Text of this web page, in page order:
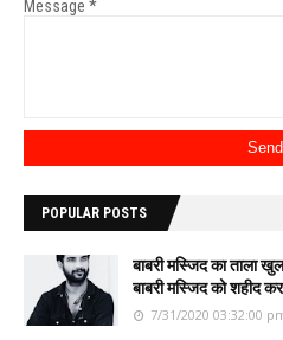
Message *
POPULAR POSTS
बाबरी मस्जिद का ताला
बाबरी मस्जिद को शहीद
7/31/2020 03:32:00